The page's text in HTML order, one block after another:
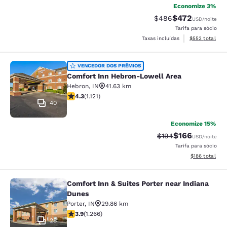
Economize 3%
Tarifa anterior
$486Tarifa com
$472USD/noite
Tarifa para sócio
Taxas incluídas
Exibir
$552 total
Comfort Inn Hebron-Lowell Area
40
VENCEDOR DOS PRÊMIOS
Comfort Inn Hebron-Lowell Area
Hebron, IN
41.63 km
classificação 4.3 estrelas. Excelente. 1121 avaliações
4.3(1.121)
Economize 15%
Tarifa anterior
$194Tarifa com
$166USD/noite
Tarifa para sócio
Exibir
$186 total
Comfort Inn & Suites Porter near
28
Comfort Inn & Suites Porter near Indiana
Dunes
Porter, IN
29.86 km
classificação 3.91 estrelas. Bom. 1266 avaliações
3.9(1.266)